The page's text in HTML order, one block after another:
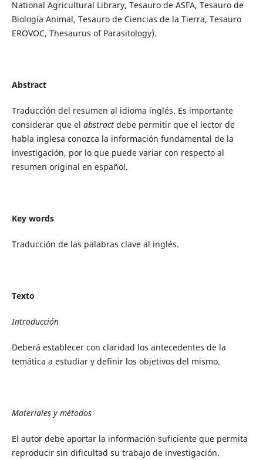
National Agricultural Library, Tesauro de ASFA, Tesauro de
Biología Animal, Tesauro de Ciencias de la Tierra, Tesauro
EROVOC, Thesaurus of Parasitology).
Abstract
Traducción del resumen al idioma inglés. Es importante
considerar que el abstractdebe permitir que el lector de
habla inglesa conozca la información fundamental de la
investigación, por lo que puede variar con respecto al
resumen original en español.
Key words
Traducción de las palabras clave al inglés.
Texto
Introducción
Deberá establecer con claridad los antecedentes de la
temática a estudiar y definir los objetivos del mismo.
Materiales y métodos
El autor debe aportar la información suficiente que permita
reproducir sin dificultad su trabajo de investigación.